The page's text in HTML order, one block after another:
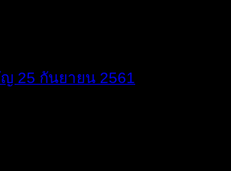
25 กันยายน 2561